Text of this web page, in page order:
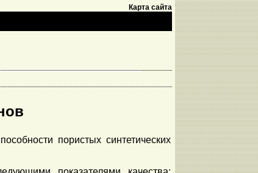
Карта сайта
пористых синтетических